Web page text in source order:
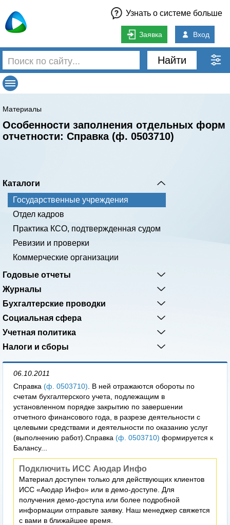
Узнать о системе больше
Заявка Вход
Найти
Материалы
Особенности заполнения отдельных форм
отчетности: Справка (ф. 0503710)
Каталоги
Государственные учреждения
Отдел кадров
Практика КСО, подтвержденная судом
Ревизии и проверки
Коммерческие организации
Годовые отчеты
Журналы
Бухгалтерские проводки
Социальная сфера
Учетная политика
Налоги и сборы
06.10.2011
Справка (ф. 0503710) . В ней отражаются обороты по
счетам бухгалтерского учета, подлежащим в
установленном порядке закрытию по завершении
отчетного финансового года, в разрезе деятельности с
целевыми средствами и деятельности по оказанию услуг
(выполнению работ).Справка (ф. 0503710) формируется к
Балансу...
Подключить ИСС Аюдар Инфо
Материал доступен только для действующих клиентов
ИСС «Аюдар Инфо» или в демо-доступе. Для
получения демо-доступа или более подробной
информации отправьте заявку. Наш менеджер свяжется
с вами в ближайшее время.